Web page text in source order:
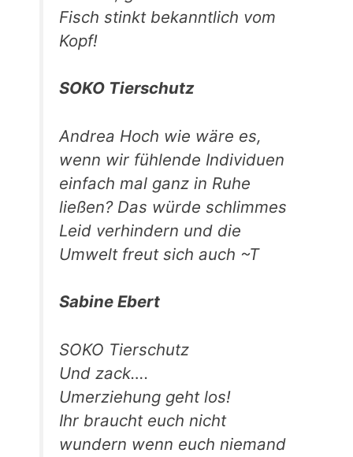
Fisch stinkt bekanntlich vom
Kopf!
SOKO Tierschutz
Andrea Hoch wie wäre es,
wenn wir fühlende Individuen
einfach mal ganz in Ruhe
ließen? Das würde schlimmes
Leid verhindern und die
Umwelt freut sich auch ~T
Sabine Ebert
SOKO Tierschutz
Und zack….
Umerziehung geht los!
Ihr braucht euch nicht
wundern wenn euch niemand